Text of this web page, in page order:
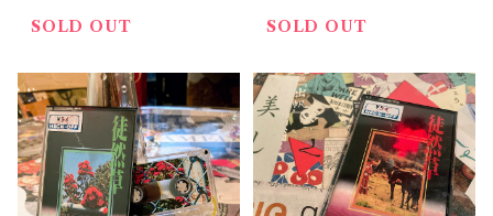
SOLD OUT
SOLD OUT